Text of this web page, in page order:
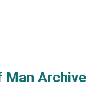
Man Archive